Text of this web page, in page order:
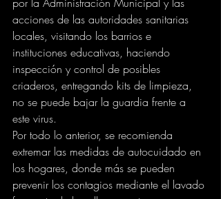
acciones de las autoridades sanitarias
locales, visitando los barrios e
instituciones educativas, haciendo
inspección y control de posibles
criaderos, entregando kits de limpieza,
no se puede bajar la guardia frente a
este virus.
Por todo lo anterior, se recomienda
extremar las medidas de autocuidado en
los hogares, donde más se pueden
prevenir los contagios mediante el lavado